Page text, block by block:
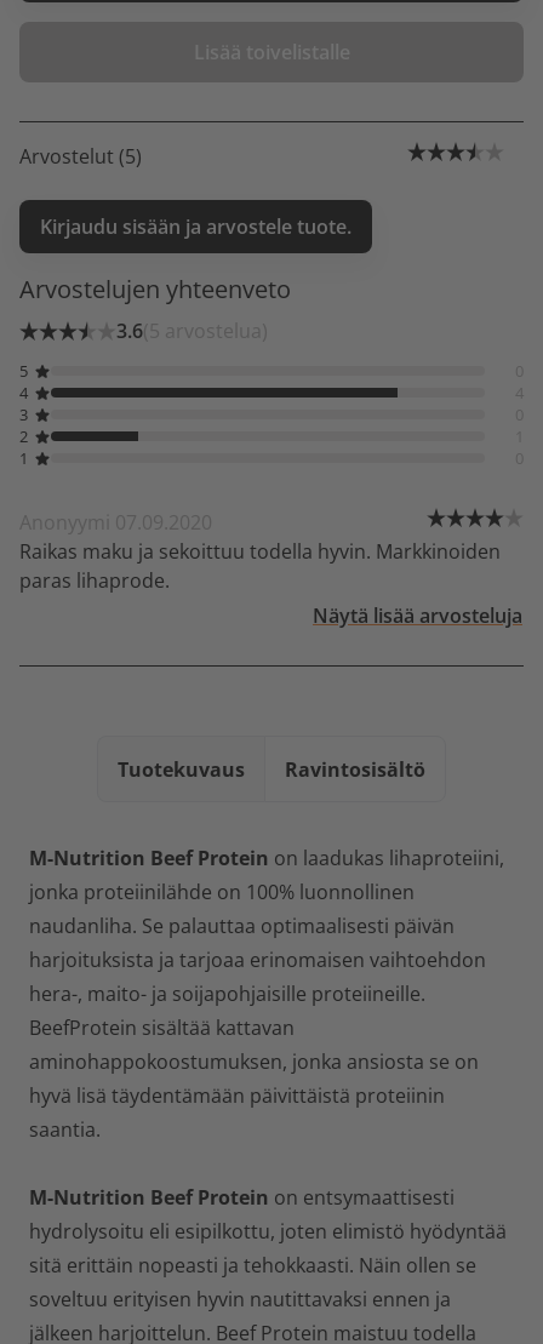
Lisää toivelistalle
Arvostelut (5)
Kirjaudu sisään ja arvostele tuote.
Arvostelujen yhteenveto
3.6(5 arvostelua)
5
4
4
3
2
1
Anonyymi 07.09.2020
Raikas maku ja sekoittuu todella hyvin. Markkinoiden
paras lihaprode.
Näytä lisää arvosteluja
Tuotekuvaus Ravintosisältö
M-Nutrition Beef Protein on laadukas lihaproteiini,
jonka proteiinilähde on 100% luonnollinen
naudanliha. Se palauttaa optimaalisesti päivän
harjoituksista ja tarjoaa erinomaisen vaihtoehdon
hera-, maito- ja soijapohjaisille proteiineille.
BeefProtein sisältää kattavan
aminohappokoostumuksen, jonka ansiosta se on
hyvä lisä täydentämään päivittäistä proteiinin
saantia.
M-Nutrition Beef Protein on entsymaattisesti
hydrolysoitu eli esipilkottu, joten elimistö hyödyntää
sitä erittäin nopeasti ja tehokkaasti. Näin ollen se
soveltuu erityisen hyvin nautittavaksi ennen ja
jälkeen harjoittelun. Beef Protein maistuu todella